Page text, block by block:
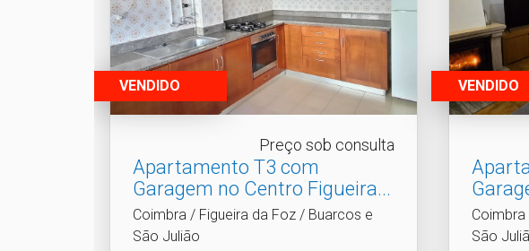
VENDIDO
Preço sob consulta
Apartamento T3 com
Garagem no Centro Figueira.​..
Coimbra / Figueira da Foz / Buarcos e
São Julião
VENDIDO
São